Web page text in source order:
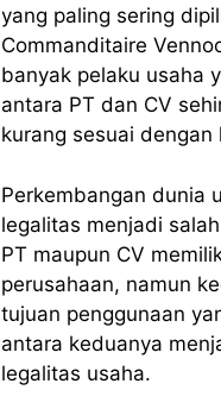
yang paling sering
Commanditaire
banyak pelaku usaha
antara PT dan CV
kurang sesuai
Perkembangan dunia
legalitas menjadi
PT maupun CV
perusahaan, namun
tujuan penggunaan
antara keduanya
legalitas usaha.